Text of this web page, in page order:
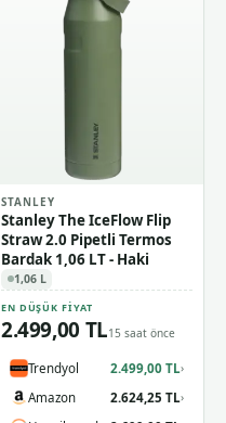
STANLEY
Stanley The IceFlow Flip
Straw 2.0 Pipetli Termos
Bardak 1,06 LT - Haki
1,06 L
EN DÜŞÜK FIYAT
2.499,00 TL15 saat önce
Trendyol 2.499,00 TL›
Amazon 2.624,25 TL›